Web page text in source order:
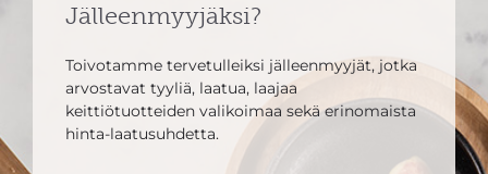
Jälleenmyyjäksi?
Toivotamme tervetulleiksi jälleenmyyjät, jotka
arvostavat tyyliä, laatua, laajaa
keittiötuotteiden valikoimaa sekä erinomaista
hinta-laatusuhdetta.